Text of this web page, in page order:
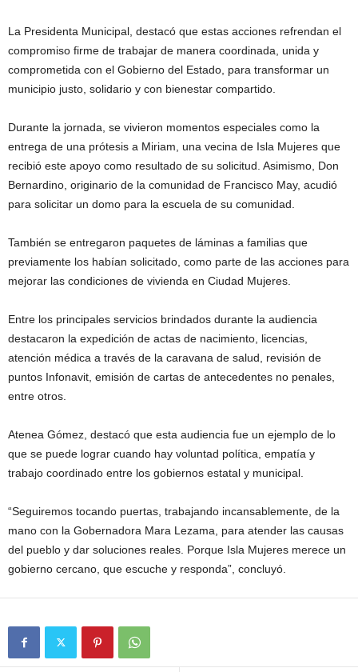
La Presidenta Municipal, destacó que estas acciones refrendan el
compromiso firme de trabajar de manera coordinada, unida y
comprometida con el Gobierno del Estado, para transformar un
municipio justo, solidario y con bienestar compartido.
Durante la jornada, se vivieron momentos especiales como la
entrega de una prótesis a Miriam, una vecina de Isla Mujeres que
recibió este apoyo como resultado de su solicitud. Asimismo, Don
Bernardino, originario de la comunidad de Francisco May, acudió
para solicitar un domo para la escuela de su comunidad.
También se entregaron paquetes de láminas a familias que
previamente los habían solicitado, como parte de las acciones para
mejorar las condiciones de vivienda en Ciudad Mujeres.
Entre los principales servicios brindados durante la audiencia
destacaron la expedición de actas de nacimiento, licencias,
atención médica a través de la caravana de salud, revisión de
puntos Infonavit, emisión de cartas de antecedentes no penales,
entre otros.
Atenea Gómez, destacó que esta audiencia fue un ejemplo de lo
que se puede lograr cuando hay voluntad política, empatía y
trabajo coordinado entre los gobiernos estatal y municipal.
“Seguiremos tocando puertas, trabajando incansablemente, de la
mano con la Gobernadora Mara Lezama, para atender las causas
del pueblo y dar soluciones reales. Porque Isla Mujeres merece un
gobierno cercano, que escuche y responda”, concluyó.